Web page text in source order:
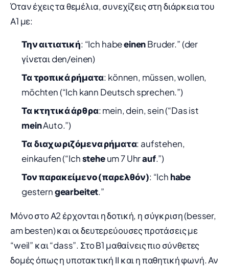
Όταν έχεις τα θεμέλια, συνεχίζεις στη διάρκεια του
Α1 με:
Την αιτιατική: “Ich habeeinenBruder.” (der
γίνεται den/einen)
Τα τροπικά ρήματα: können, müssen, wollen,
möchten (“Ich kann Deutsch sprechen.”)
Τα κτητικά άρθρα: mein, dein, sein (“Das ist
meinAuto.”)
Τα διαχωριζόμενα ρήματα: aufstehen,
einkaufen (“Ichsteheum 7 Uhrauf.”)
Τον παρακείμενο (παρελθόν): “Ich habe
gesterngearbeitet.”
Μόνο στο Α2 έρχονται η δοτική, η σύγκριση (besser,
am besten) και οι δευτερεύουσες προτάσεις με
“weil” και “dass”. Στο Β1 μαθαίνεις πιο σύνθετες
δομές όπως η υποτακτική ΙΙ και η παθητική φωνή. Αν